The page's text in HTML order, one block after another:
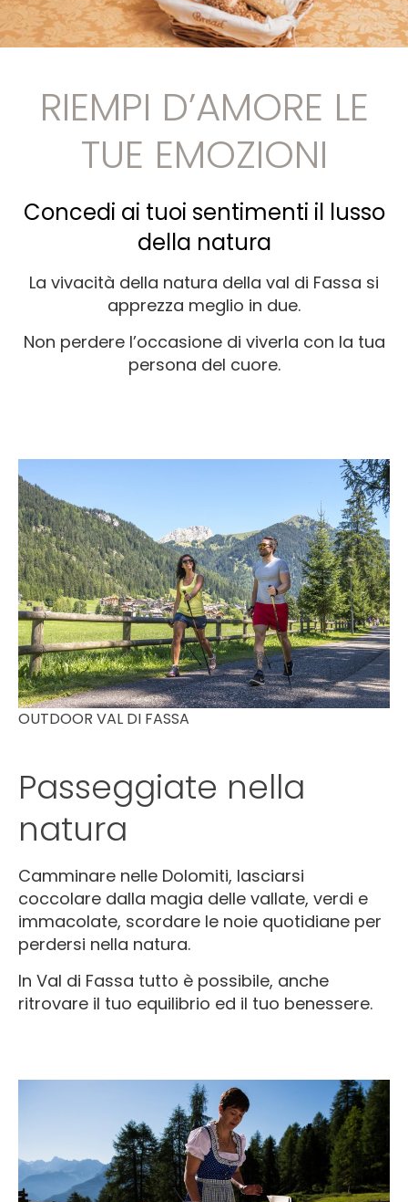
RIEMPI D’AMORE LE
TUE EMOZIONI
Concedi ai tuoi sentimenti il lusso
della natura
La vivacità della natura della val di Fassa si
apprezza meglio in due.
Non perdere l’occasione di viverla con la tua
persona del cuore.
OUTDOOR VAL DI FASSA
Passeggiate nella
natura
Camminare nelle Dolomiti, lasciarsi
coccolare dalla magia delle vallate, verdi e
immacolate, scordare le noie quotidiane per
perdersi nella natura.
In Val di Fassa tutto è possibile, anche
ritrovare il tuo equilibrio ed il tuo benessere.